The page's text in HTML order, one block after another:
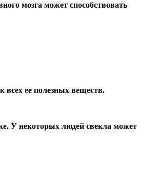
мозга может способствовать
ее полезных веществ.
У некоторых людей свекла может